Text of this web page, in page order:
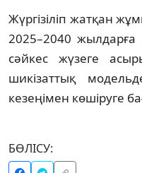
Жүргізіліп жатқан
2025–2040
сәйкес жүзеге
шикізаттық
кезеңімен көшіруге
БӨЛІСУ: